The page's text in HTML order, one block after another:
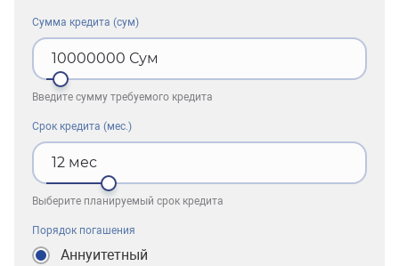
Сумма кредита (сум)
10000000 Сум
Введите сумму требуемого кредита
Срок кредита (мес.)
12 мес
Выберите планируемый срок кредита
Порядок погашения
Аннуитетный